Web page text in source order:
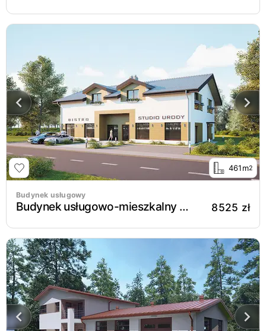
461m2
Budynek usługowy
Budynek usługowo-mieszkalny UC51d 8525 zł